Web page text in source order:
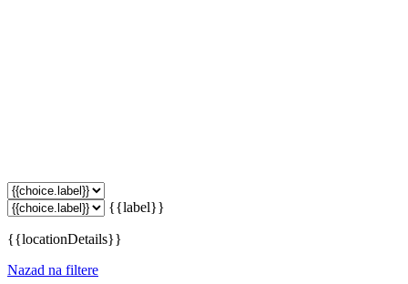
{{label}}
{{locationDetails}}
Nazad na filtere